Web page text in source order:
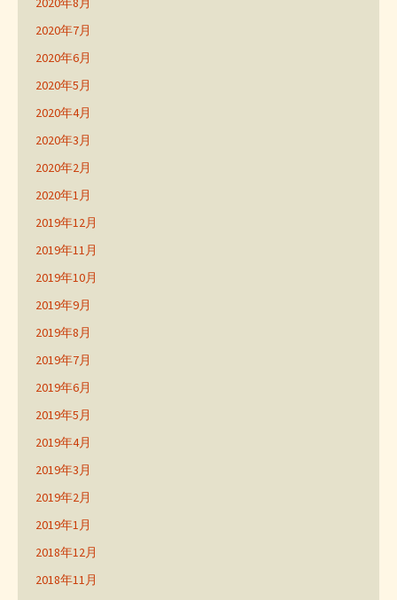
2020年7月
2020年6月
2020年5月
2020年4月
2020年3月
2020年2月
2020年1月
2019年12月
2019年11月
2019年10月
2019年9月
2019年8月
2019年7月
2019年6月
2019年5月
2019年4月
2019年3月
2019年2月
2019年1月
2018年12月
2018年11月